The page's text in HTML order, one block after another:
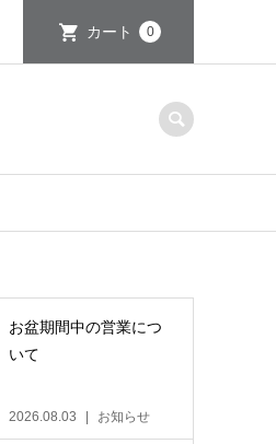
カート 0
お盆期間中の営業につ
いて
2026.08.03 お知らせ